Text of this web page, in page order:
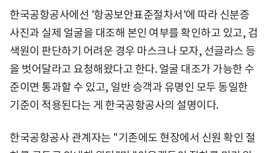
한국공항공사에선 '항공보안표준절차서'에 따라 신분증
사진과 실제 얼굴을 대조해 본인 여부를 확인하고 있고, 검
색원이 판단하기 어려운 경우 마스크나 모자, 선글라스 등
을 벗어달라고 요청해왔다고 한다. 얼굴 대조가 가능한 수
준이면 통과할 수 있고, 일반 승객과 유명인 모두 동일한
기준이 적용된다는 게 한국공항공사의 설명이다.
한국공항공사 관계자는 "기존에도 현장에서 신원 확인 절